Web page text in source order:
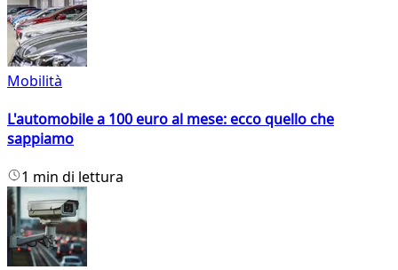
Mobilità
L'automobile a 100 euro al mese: ecco quello che
sappiamo
1 min di lettura